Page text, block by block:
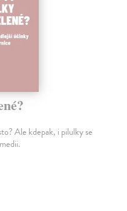
Ale kdepak, i pilulky se